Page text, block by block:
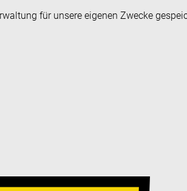
für unsere eigenen Zwecke